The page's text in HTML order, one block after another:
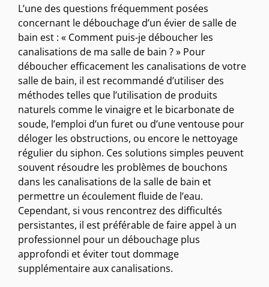
L’une des questions fréquemment posées
concernant le débouchage d’un évier de salle de
bain est : « Comment puis-je déboucher les
canalisations de ma salle de bain ? » Pour
déboucher efficacement les canalisations de votre
salle de bain, il est recommandé d’utiliser des
méthodes telles que l’utilisation de produits
naturels comme le vinaigre et le bicarbonate de
soude, l’emploi d’un furet ou d’une ventouse pour
déloger les obstructions, ou encore le nettoyage
régulier du siphon. Ces solutions simples peuvent
souvent résoudre les problèmes de bouchons
dans les canalisations de la salle de bain et
permettre un écoulement fluide de l’eau.
Cependant, si vous rencontrez des difficultés
persistantes, il est préférable de faire appel à un
professionnel pour un débouchage plus
approfondi et éviter tout dommage
supplémentaire aux canalisations.